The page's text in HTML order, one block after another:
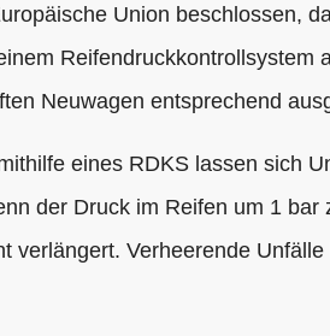
Union beschlossen,
Reifendruckkontrollsystem
Neuwagen entsprechend
eines RDKS lassen sich
der Druck im Reifen um 1 bar
verlängert. Verheerende